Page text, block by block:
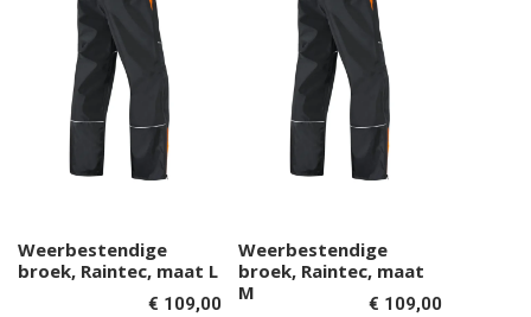
Toevoegen aan
Weerbestendige
broek, Raintec, maat L
€ 109,00
Toevoegen aan
Weerbestendige
broek, Raintec, maat
M
€ 109,00